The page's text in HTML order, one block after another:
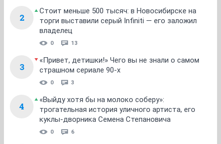
2
Стоит меньше 500 тысяч: в Новосибирске на
торги выставили серый Infiniti — его заложил
владелец
0 13
3
«Привет, детишки!» Чего вы не знали о самом
страшном сериале 90-х
0 3
4
«Выйду хотя бы на молоко соберу»:
трогательная история уличного артиста, его
куклы-дворника Семена Степановича
0 6